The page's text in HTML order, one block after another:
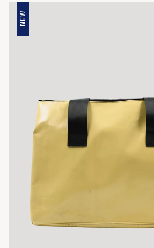
NEW